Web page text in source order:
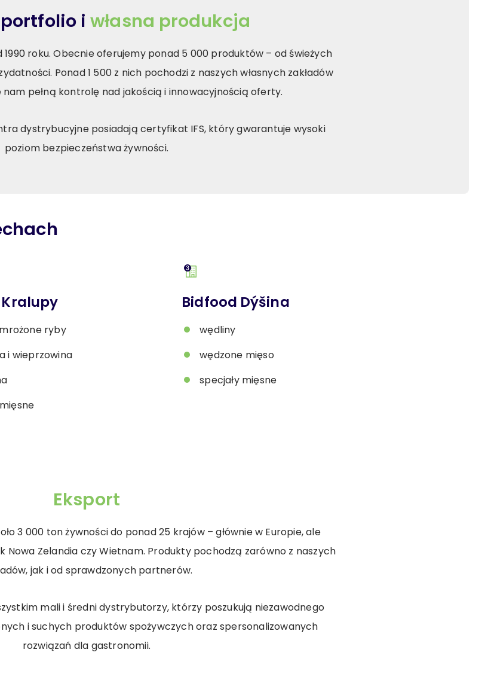
portfolio iwłasna produkcja
1990 roku. Obecnie oferujemy ponad 5 000 produktów – od świeżych
Ponad 1 500 z nich pochodzi z naszych własnych zakładów
pełną kontrolę nad jakością i innowacyjnością oferty.
dystrybucyjne posiadają certyfikat IFS, który gwarantuje wysoki
poziom bezpieczeństwa żywności.
ryby
i wieprzowina
Bidfood Dýšina
wędliny
wędzone mięso
specjały mięsne
Eksport
3 000 ton żywności do ponad 25 krajów – głównie w Europie, ale
Nowa Zelandia czy Wietnam. Produkty pochodzą zarówno z naszych
jak i od sprawdzonych partnerów.
mali i średni dystrybutorzy, którzy poszukują niezawodnego
i suchych produktów spożywczych oraz spersonalizowanych
rozwiązań dla gastronomii.